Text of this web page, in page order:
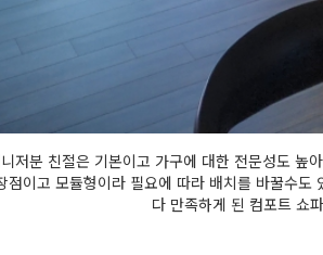
저분 친절은 기본이고 가구에 대한 전문성도
이고 모듈형이라 필요에 따라 배치를 바꿀수
다 만족하게 된 컴포트 쇼